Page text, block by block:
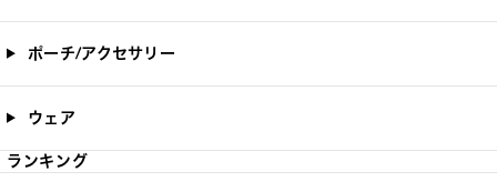
ポーチ/アクセサリー
ウェア
ランキング